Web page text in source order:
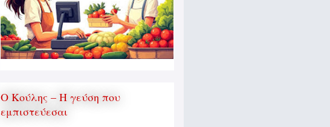
Ο Κούλης – Η γεύση που
εμπιστεύεσαι